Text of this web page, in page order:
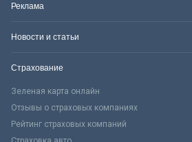
Реклама
Новости и статьи
Страхование
Зеленая карта онлайн
Отзывы о страховых компаниях
Рейтинг страховых компаний